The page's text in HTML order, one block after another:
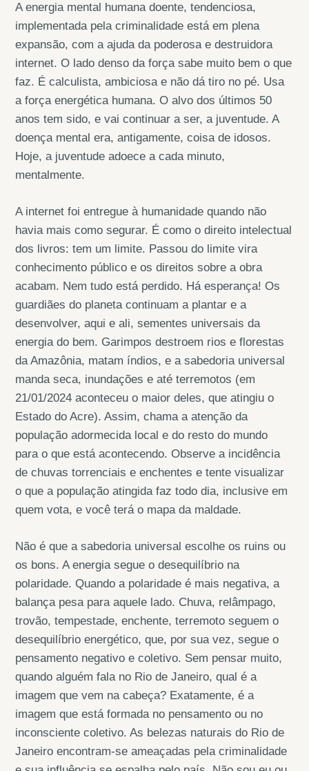
A energia mental humana doente, tendenciosa,
implementada pela criminalidade está em plena
expansão, com a ajuda da poderosa e destruidora
internet. O lado denso da força sabe muito bem o que
faz. É calculista, ambiciosa e não dá tiro no pé. Usa
a força energética humana. O alvo dos últimos 50
anos tem sido, e vai continuar a ser, a juventude. A
doença mental era, antigamente, coisa de idosos.
Hoje, a juventude adoece a cada minuto,
mentalmente.
A internet foi entregue à humanidade quando não
havia mais como segurar. É como o direito intelectual
dos livros: tem um limite. Passou do limite vira
conhecimento público e os direitos sobre a obra
acabam. Nem tudo está perdido. Há esperança! Os
guardiães do planeta continuam a plantar e a
desenvolver, aqui e ali, sementes universais da
energia do bem. Garimpos destroem rios e florestas
da Amazônia, matam índios, e a sabedoria universal
manda seca, inundações e até terremotos (em
21/01/2024 aconteceu o maior deles, que atingiu o
Estado do Acre). Assim, chama a atenção da
população adormecida local e do resto do mundo
para o que está acontecendo. Observe a incidência
de chuvas torrenciais e enchentes e tente visualizar
o que a população atingida faz todo dia, inclusive em
quem vota, e você terá o mapa da maldade.
Não é que a sabedoria universal escolhe os ruins ou
os bons. A energia segue o desequilíbrio na
polaridade. Quando a polaridade é mais negativa, a
balança pesa para aquele lado. Chuva, relâmpago,
trovão, tempestade, enchente, terremoto seguem o
desequilíbrio energético, que, por sua vez, segue o
pensamento negativo e coletivo. Sem pensar muito,
quando alguém fala no Rio de Janeiro, qual é a
imagem que vem na cabeça? Exatamente, é a
imagem que está formada no pensamento ou no
inconsciente coletivo. As belezas naturais do Rio de
Janeiro encontram-se ameaçadas pela criminalidade